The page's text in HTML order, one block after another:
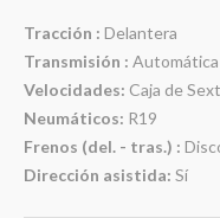
Tracción : Delantera
Transmisión : Automática
Velocidades: Caja de
Neumáticos: R19
Frenos (del. - tras.) :
Dirección asistida: Sí